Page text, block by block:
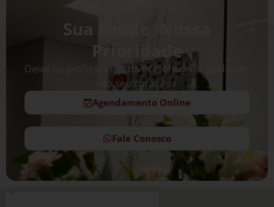
Sua Saúde, Nossa
Prioridade
Deixe os profissionais da Prevencordis cuidarem
do seu coração.
Agendamento Online
Fale Conosco